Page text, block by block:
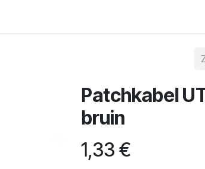
Patchkabel
bruin
1,33 €